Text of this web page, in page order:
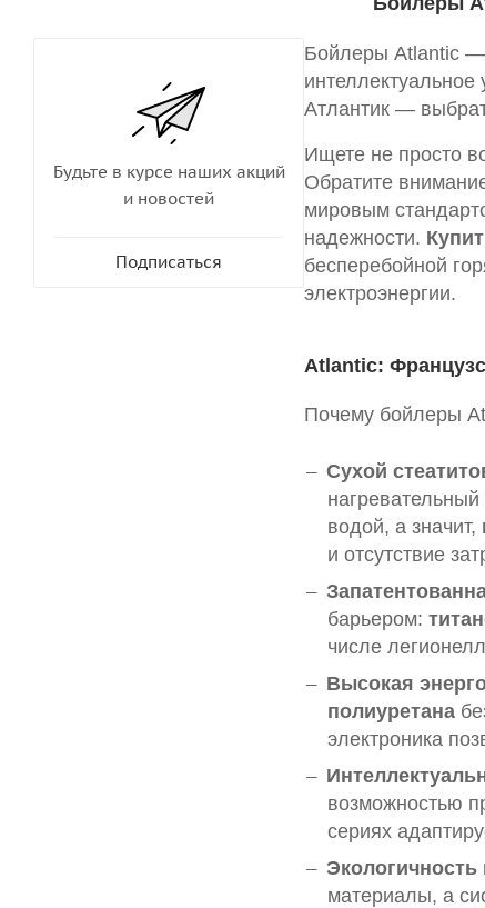
Бойлеры Atlantic —
Атлантик —
Ищете не просто
Обратите
мировым
надежности.
бесперебойной
электроэнергии.
Atlantic:
Почему бойлеры
Сухой
водой, а значит,
и отсутствие
барьером:
числе
Высокая
полиуретана
электроника
возможностью
сериях
Экологичность
материалы, а
Будьте в курсе наших акций
и новостей
Подписаться